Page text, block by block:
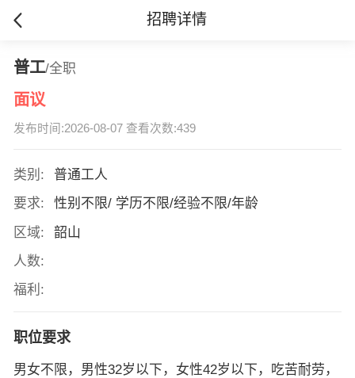
招聘详情
普工/全职
面议
发布时间:2026-08-07 查看次数:439
类别:
普通工人
要求:
性别不限/ 学历不限/经验不限/年龄
区域:
韶山
人数:
福利:
职位要求
男女不限，男性32岁以下，女性42岁以下，吃苦耐劳，